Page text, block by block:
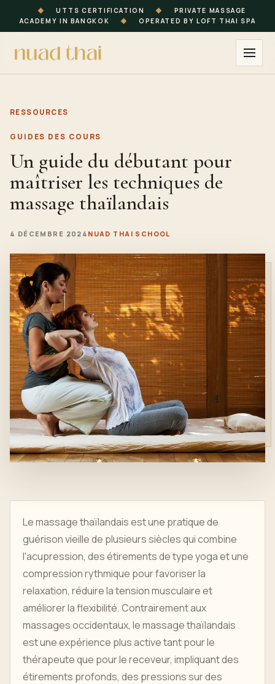
◆ UTTS CERTIFICATION ◆
PRIVATE MASSAGE
ACADEMY IN BANGKOK
◆ OPERATED BY LOFT THAI SPA
RESSOURCES
GUIDES DES COURS
Un guide du débutant pour
maîtriser les techniques de
massage thaïlandais
4 DÉCEMBRE 2024 NUAD THAI SCHOOL
Le massage thaïlandais est une pratique de
guérison vieille de plusieurs siècles qui combine
l'acupression, des étirements de type yoga et une
compression rythmique pour favoriser la
relaxation, réduire la tension musculaire et
améliorer la flexibilité. Contrairement aux
massages occidentaux, le massage thaïlandais
est une expérience plus active tant pour le
thérapeute que pour le receveur, impliquant des
étirements profonds, des pressions sur des